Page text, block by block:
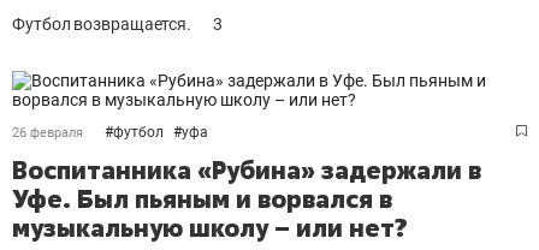
Футбол возвращается. 3
26 февраля #футбол #уфа
Воспитанника «Рубина» задержали в
Уфе. Был пьяным и ворвался в
музыкальную школу – или нет?